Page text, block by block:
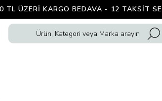
TL ÜZERI KARGO BEDAVA - 12 TAKSIT